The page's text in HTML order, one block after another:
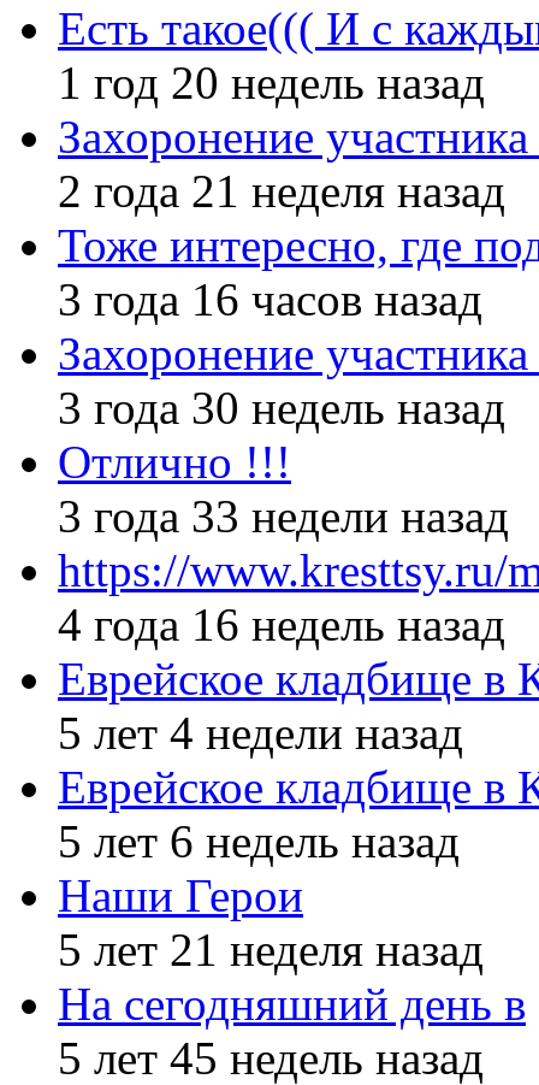
Есть такое((( И с
1 год 20 недель назад
Захоронение
2 года 21 неделя назад
Тоже интересно, где
3 года 16 часов назад
Захоронение
3 года 30 недель назад
Отлично !!!
3 года 33 недели назад
https://www.kresttsy.ru/
4 года 16 недель назад
Еврейское кладбище в
5 лет 4 недели назад
Еврейское кладбище в
5 лет 6 недель назад
Наши Герои
5 лет 21 неделя назад
На сегодняшний день в
5 лет 45 недель назад